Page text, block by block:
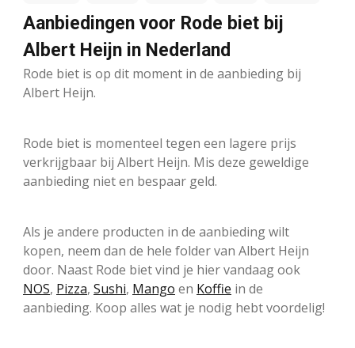
Aanbiedingen voor Rode biet bij
Albert Heijn in Nederland
Rode biet is op dit moment in de aanbieding bij
Albert Heijn.
Rode biet is momenteel tegen een lagere prijs
verkrijgbaar bij Albert Heijn. Mis deze geweldige
aanbieding niet en bespaar geld.
Als je andere producten in de aanbieding wilt
kopen, neem dan de hele folder van Albert Heijn
door. Naast Rode biet vind je hier vandaag ook
NOS, Pizza, Sushi, Mango en Koffie in de
aanbieding. Koop alles wat je nodig hebt voordelig!